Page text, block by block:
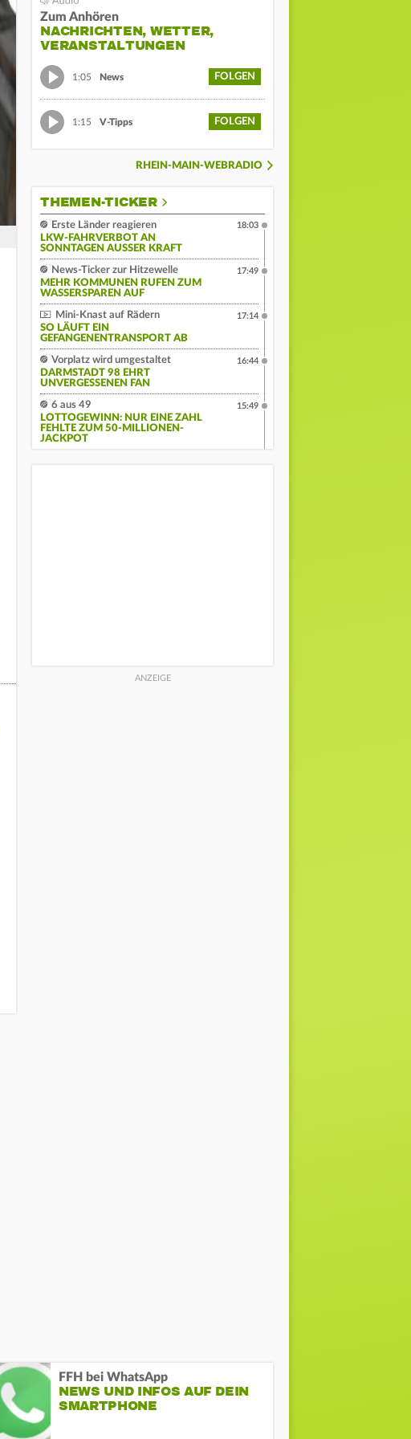
Zum Anhören
NACHRICHTEN, WETTER,
VERANSTALTUNGEN
1:05 News FOLGEN
1:15 V-Tipps FOLGEN
RHEIN-MAIN-WEBRADIO
THEMEN-TICKER
Erste Länder reagieren
LKW-FAHRVERBOT AN
SONNTAGEN AUSSER KRAFT
18:03
News-Ticker zur Hitzewelle
MEHR KOMMUNEN RUFEN ZUM
WASSERSPAREN AUF
17:49
Mini-Knast auf Rädern
SO LÄUFT EIN
GEFANGENENTRANSPORT AB
17:14
Vorplatz wird umgestaltet
DARMSTADT 98 EHRT
UNVERGESSENEN FAN
16:44
6 aus 49
LOTTOGEWINN: NUR EINE ZAHL
FEHLTE ZUM 50-MILLIONEN-
JACKPOT
15:49
FFH bei WhatsApp
NEWS UND INFOS AUF DEIN
SMARTPHONE